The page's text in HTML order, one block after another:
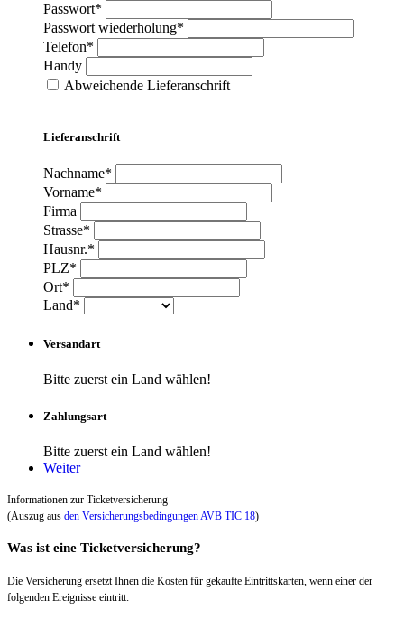
Passwort*
Passwort wiederholung*
Telefon*
Handy
Abweichende Lieferanschrift
Lieferanschrift
Nachname*
Vorname*
Firma
Strasse*
Hausnr.*
PLZ*
Ort*
Land*
Versandart
Bitte zuerst ein Land wählen!
Zahlungsart
Bitte zuerst ein Land wählen!
Weiter
Informationen zur Ticketversicherung
(Auszug aus den Versicherungsbedingungen AVB TIC 18)
Was ist eine Ticketversicherung?
Die Versicherung ersetzt Ihnen die Kosten für gekaufte Eintrittskarten, wenn einer der
folgenden Ereignisse eintritt: